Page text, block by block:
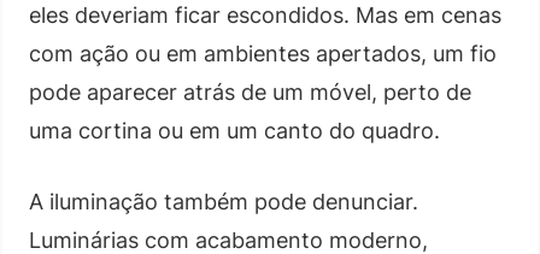
eles deveriam ficar escondidos. Mas em cenas
com ação ou em ambientes apertados, um fio
pode aparecer atrás de um móvel, perto de
uma cortina ou em um canto do quadro.
A iluminação também pode denunciar.
Luminárias com acabamento moderno,